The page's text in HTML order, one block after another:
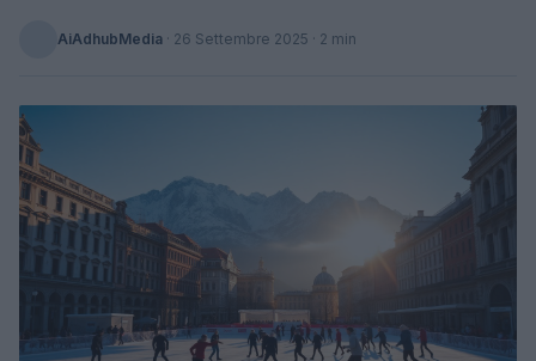
AiAdhubMedia · 26 Settembre 2025 · 2 min